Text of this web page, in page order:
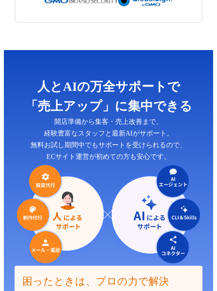
人とAIの万全サポートで
「売上アップ」に集中できる
開店準備から集客・売上改善まで、
経験豊富なスタッフと最新AIがサポート。
無料お試し期間中でもサポートを受けられるので、
ECサイト運営が初めての方も安心です。
困ったときは、プロの力で解決